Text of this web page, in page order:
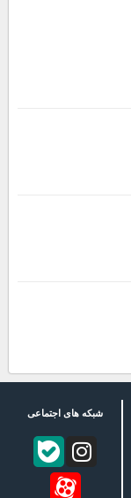
شبکه های اجتماعی